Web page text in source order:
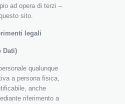
ad opera di terzi –
sito.
legali
Dati)
qualunque
a persona fisica,
anche
riferimento a